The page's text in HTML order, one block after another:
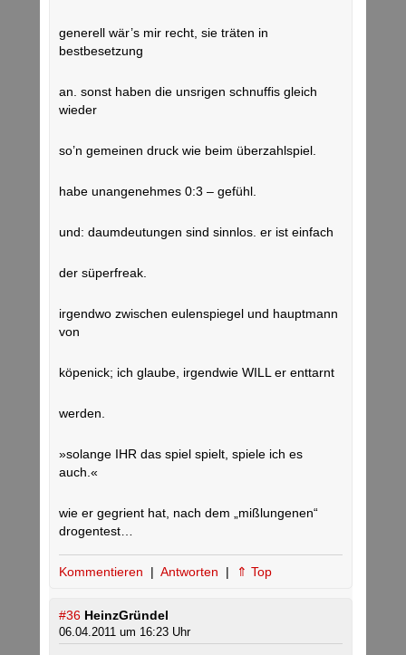
generell wär’s mir recht, sie träten in
bestbesetzung
an. sonst haben die unsrigen schnuffis gleich
wieder
so’n gemeinen druck wie beim überzahlspiel.
habe unangenehmes 0:3 – gefühl.
und: daumdeutungen sind sinnlos. er ist einfach
der süperfreak.
irgendwo zwischen eulenspiegel und hauptmann
von
köpenick; ich glaube, irgendwie WILL er enttarnt
werden.
»solange IHR das spiel spielt, spiele ich es
auch.«
wie er gegrient hat, nach dem „mißlungenen“
drogentest…
Kommentieren | Antworten | ⇑ Top
#36 HeinzGründel
06.04.2011 um 16:23 Uhr